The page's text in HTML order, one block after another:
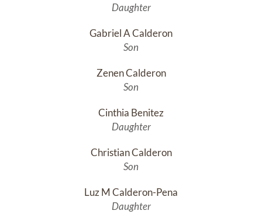
Daughter
Gabriel A Calderon
Son
Zenen Calderon
Son
Cinthia Benitez
Daughter
Christian Calderon
Son
Luz M Calderon-Pena
Daughter